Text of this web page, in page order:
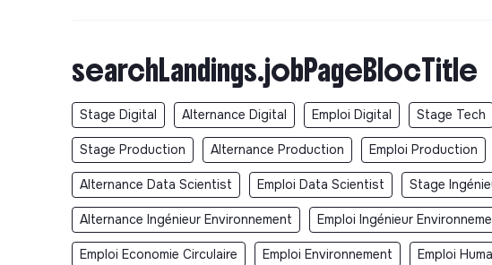
searchLandings.jobPageBlocTitle
Stage Digital Alternance Digital Emploi Digital Stage Tech
Stage Production Alternance Production Emploi Production
Alternance Data Scientist Emploi Data Scientist Stage
Alternance Ingénieur Environnement Emploi Ingénieur
Emploi Economie Circulaire Emploi Environnement Emploi